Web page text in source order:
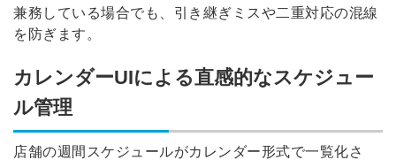
兼務している場合でも、引き継ぎミスや二重対応の混線
を防ぎます。
カレンダーUIによる直感的なスケジュー
ル管理
店舗の週間スケジュールがカレンダー形式で一覧化さ